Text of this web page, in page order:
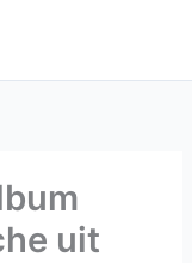
uit